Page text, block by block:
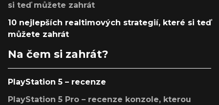
si teď můžete zahrát
10 nejlepších realtimových strategií, které si teď
můžete zahrát
Na čem si zahrát?
PlayStation 5 – recenze
PlayStation 5 Pro – recenze konzole, kterou